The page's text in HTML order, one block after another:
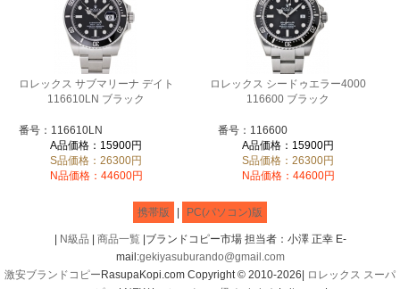
ロレックス サブマリーナ デイト
116610LN ブラック
番号：116610LN
A品価格：15900円
S品価格：26300円
N品価格：44600円
ロレックス シードゥエラー4000
116600 ブラック
番号：116600
A品価格：15900円
S品価格：26300円
N品価格：44600円
携帯版 | PC(パソコン)版
| N級品 | 商品一覧|ブランドコピー市場 担当者：小澤 正幸 E-
mail:gekiyasuburando@gmail.com
激安ブランドコピーRasupaKopi.com Copyright © 2010-2026| ロレックス スーパ